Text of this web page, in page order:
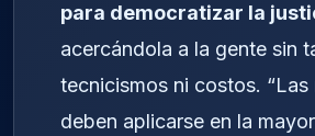
para democratizar la
acercándola a la gente sin
tecnicismos ni costos. “Las
deben aplicarse en la